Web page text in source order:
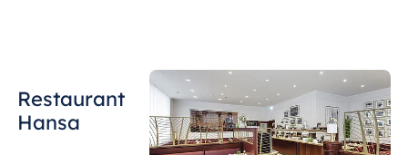
Albania
Hotel Plaza
Restaurant
Hansa